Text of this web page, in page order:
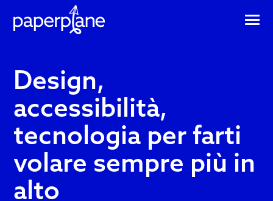
Design,
accessibilità,
tecnologia
per
farti
PaperPlane
è
uno
studio
creativo
specializzato
in
Design,
accessibilità,
tecnologia per farti
volare sempre più in
alto